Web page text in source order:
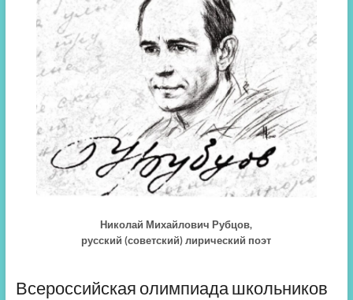
Николай Михайлович Рубцов,
русский (советский) лирический поэт
Всероссийская олимпиада школьников